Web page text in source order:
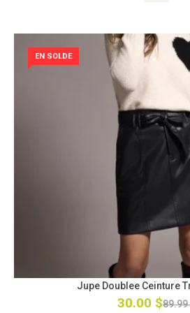
EN SOLDE
Jupe Doublee Ceinture
30.00 $89.99